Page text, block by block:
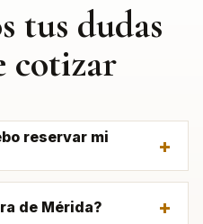
tus dudas
cotizar
reservar mi
de Mérida?